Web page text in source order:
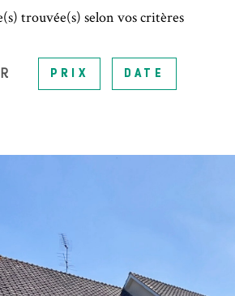
trouvée(s) selon vos critères
PRIX DATE